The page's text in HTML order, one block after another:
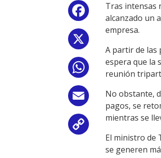
Facebook
WhatsApp
Email
Link
Tras intensas
alcanzado un
empresa.
A partir de las
espera que la
reunión
No obstante,
pagos, se
mientras se
El ministro de
se generen